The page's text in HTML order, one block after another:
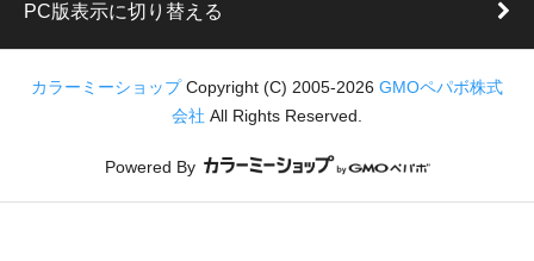
PC版表示に切り替える
カラーミーショップ Copyright (C) 2005-2026 GMOペパボ株式
会社 All Rights Reserved.
Powered By